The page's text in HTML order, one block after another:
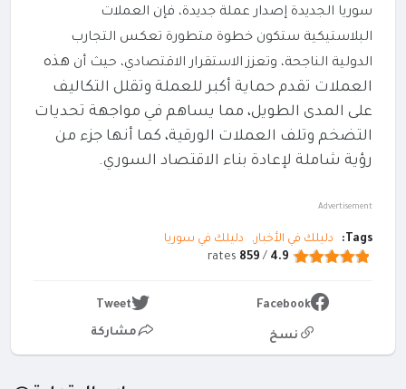
سوريا الجديدة إصدار عملة جديدة، فإن العملات
البلاستيكية ستكون خطوة متطورة تعكس التجارب
الدولية الناجحة، وتعزز الاستقرار الاقتصادي، حيث أن هذه
العملات تقدم حماية أكبر للعملة وتقلل التكاليف
على المدى الطويل، مما يساهم في مواجهة تحديات
التضخم وتلف العملات الورقية، كما أنها جزء من
رؤية شاملة لإعادة بناء الاقتصاد السوري.
Advertisement
Tags: دليلك في الأخبار
دليلك في سوريا
4.9
/
859
Facebook
Tweet
نسخ مشاركة